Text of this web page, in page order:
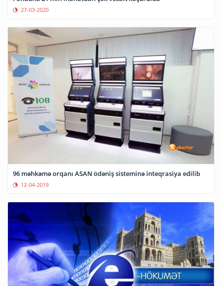
27-03-2020
96 məhkəmə orqanı ASAN ödəniş sisteminə inteqrasiya edilib
12-04-2019